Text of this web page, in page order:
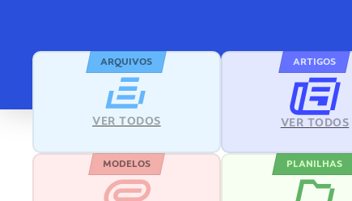
ARQUIVOS
VER TODOS
ARTIGOS
VER TODOS
MODELOS PLANILHAS